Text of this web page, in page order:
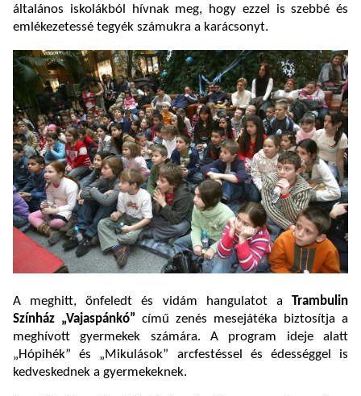
általános iskolákból hívnak meg, hogy ezzel is szebbé és
emlékezetessé tegyék számukra a karácsonyt.
A meghitt, önfeledt és vidám hangulatot a
Trambulin
Színház „Vajaspánkó” című zenés mesejátéka biztosítja a
meghívott gyermekek számára. A program ideje alatt
„Hópihék” és „Mikulások” arcfestéssel és édességgel is
kedveskednek a gyermekeknek.